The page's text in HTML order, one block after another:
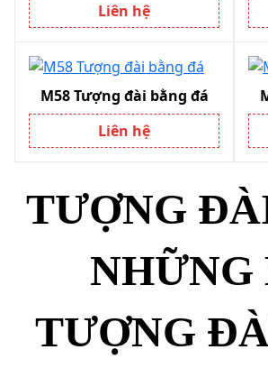
Liên hệ
M58 Tượng đài bằng đá
Liên hệ
TƯỢNG
NHỮNG
TƯỢNG